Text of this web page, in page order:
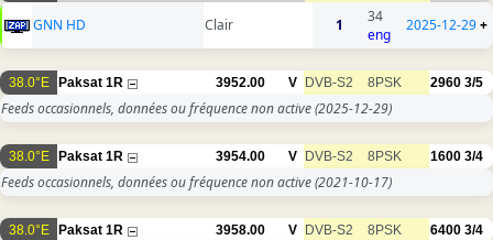
GNN HD Clair 1
34
eng
2025-12-29+
38.0°E Paksat 1R 3952.00 V DVB-S2 8PSK 2960 3/5
Feeds occasionnels, données ou fréquence non active(2025-12-29)
38.0°E Paksat 1R 3954.00 V DVB-S2 8PSK 1600 3/4
Feeds occasionnels, données ou fréquence non active(2021-10-17)
38.0°E Paksat 1R 3958.00 V DVB-S2 8PSK 6400 3/4